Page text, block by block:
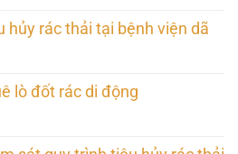
hủy rác thải tại bệnh viện dã
lò đốt rác di động